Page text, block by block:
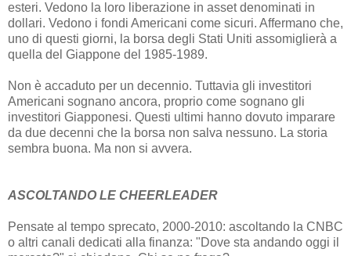
esteri. Vedono la loro liberazione in asset denominati in
dollari. Vedono i fondi Americani come sicuri. Affermano che,
uno di questi giorni, la borsa degli Stati Uniti assomiglierà a
quella del Giappone del 1985-1989.
Non è accaduto per un decennio. Tuttavia gli investitori
Americani sognano ancora, proprio come sognano gli
investitori Giapponesi. Questi ultimi hanno dovuto imparare
da due decenni che la borsa non salva nessuno. La storia
sembra buona. Ma non si avvera.
ASCOLTANDO LE CHEERLEADER
Pensate al tempo sprecato, 2000-2010: ascoltando la CNBC
o altri canali dedicati alla finanza: "Dove sta andando oggi il